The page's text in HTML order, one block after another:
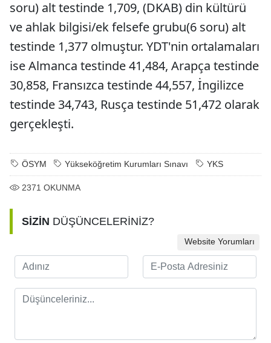
soru) alt testinde 1,709, (DKAB) din kültürü
ve ahlak bilgisi/ek felsefe grubu(6 soru) alt
testinde 1,377 olmuştur. YDT'nin ortalamaları
ise Almanca testinde 41,484, Arapça testinde
30,858, Fransızca testinde 44,557, İngilizce
testinde 34,743, Rusça testinde 51,472 olarak
gerçekleşti.
ÖSYM Yükseköğretim Kurumları Sınavı YKS
2371 OKUNMA
SİZİN DÜŞÜNCELERİNİZ?
Website Yorumları